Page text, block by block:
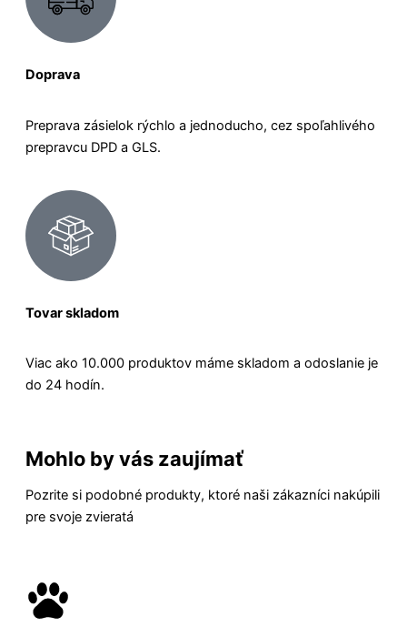
Doprava
Preprava zásielok rýchlo a jednoducho, cez spoľahlivého
prepravcu DPD a GLS.
Tovar skladom
Viac ako 10.000 produktov máme skladom a odoslanie je
do 24 hodín.
Mohlo by vás zaujímať
Pozrite si podobné produkty, ktoré naši zákazníci nakúpili
pre svoje zvieratá